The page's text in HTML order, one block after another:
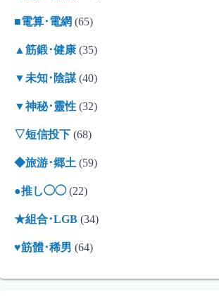
■電算･電網 (65)
▲筋鍛･健康 (35)
▼未知･陰謀 (40)
▼神秘･靈性 (32)
▽短信投下 (68)
◆旅游･郷土 (59)
●推し◯◯(22)
★組合･LGB (34)
♥筋體･稀男 (64)